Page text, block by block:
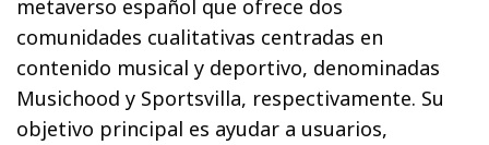
metaverso español que ofrece dos
comunidades cualitativas centradas en
contenido musical y deportivo, denominadas
Musichood y Sportsvilla, respectivamente. Su
objetivo principal es ayudar a usuarios,